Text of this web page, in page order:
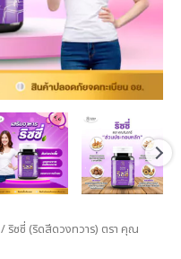
/ ริซซี่ (ริดสีดวงทวาร) ตรา คุณ